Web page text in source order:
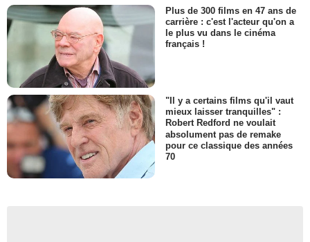
Plus de 300 films en 47 ans de
carrière : c'est l'acteur qu'on a
le plus vu dans le cinéma
français !
"Il y a certains films qu'il vaut
mieux laisser tranquilles" :
Robert Redford ne voulait
absolument pas de remake
pour ce classique des années
70